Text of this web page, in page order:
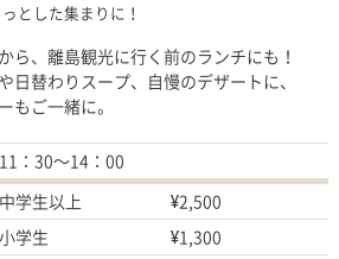
とした集まりに！
ら、離島観光に行く前のランチにも！
日替わりスープ、自慢のデザートに、
もご一緒に。
11：30～14：00
中学生以上
¥2,500
小学生
¥1,300